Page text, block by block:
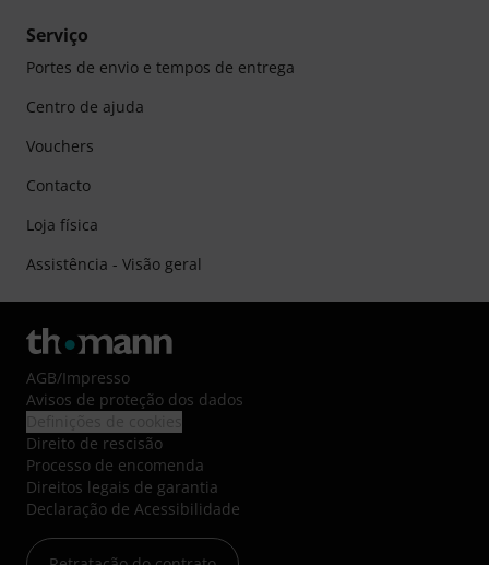
Serviço
Portes de envio e tempos de entrega
Centro de ajuda
Vouchers
Contacto
Loja física
Assistência - Visão geral
AGB/Impresso
Avisos de proteção dos dados
Direito de rescisão
Processo de encomenda
Direitos legais de garantia
Declaração de Acessibilidade